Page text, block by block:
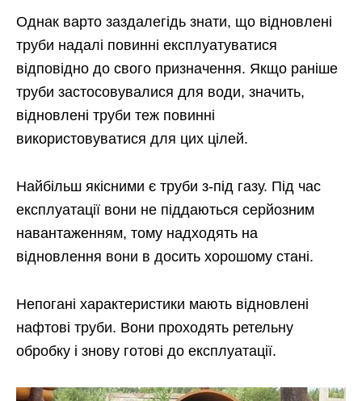
Однак варто заздалегідь знати, що відновлені
труби надалі повинні експлуатуватися
відповідно до свого призначення. Якщо раніше
труби застосовувалися для води, значить,
відновлені труби теж повинні
використовуватися для цих цілей.
Найбільш якісними є труби з-під газу. Під час
експлуатації вони не піддаються серйозним
навантаженням, тому надходять на
відновлення вони в досить хорошому стані.
Непогані характеристики мають відновлені
нафтові труби. Вони проходять ретельну
обробку і знову готові до експлуатації.